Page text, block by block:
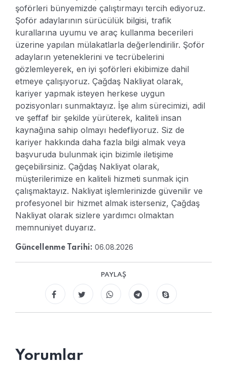
şoförleri bünyemizde çalıştırmayı tercih ediyoruz.
Şoför adaylarının sürücülük bilgisi, trafik
kurallarına uyumu ve araç kullanma becerileri
üzerine yapılan mülakatlarla değerlendirilir. Şoför
adayların yeteneklerini ve tecrübelerini
gözlemleyerek, en iyi şoförleri ekibimize dahil
etmeye çalışıyoruz. Çağdaş Nakliyat olarak,
kariyer yapmak isteyen herkese uygun
pozisyonları sunmaktayız. İşe alım sürecimizi, adil
ve şeffaf bir şekilde yürüterek, kaliteli insan
kaynağına sahip olmayı hedefliyoruz. Siz de
kariyer hakkında daha fazla bilgi almak veya
başvuruda bulunmak için bizimle iletişime
geçebilirsiniz. Çağdaş Nakliyat olarak,
müşterilerimize en kaliteli hizmeti sunmak için
çalışmaktayız. Nakliyat işlemlerinizde güvenilir ve
profesyonel bir hizmet almak isterseniz, Çağdaş
Nakliyat olarak sizlere yardımcı olmaktan
memnuniyet duyarız.
Güncellenme Tarihi: 06.08.2026
PAYLAŞ
Yorumlar